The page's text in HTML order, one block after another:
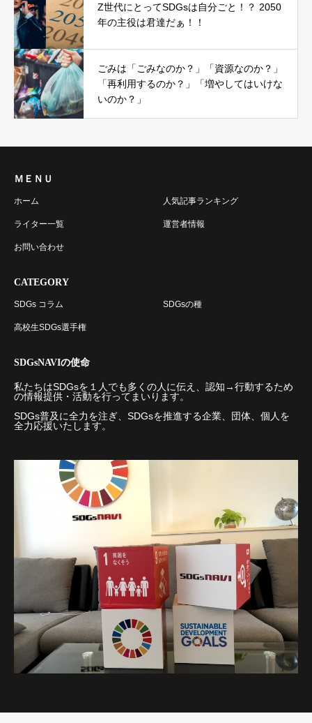
Z世代にとってSDGsは自分ごと！？ 2050
年の主役は君達だぁ！！
ごみは「ごみなのか？」「資源なのか？」
「再利用するのか？」「増やしてはいけな
いのか？」
ＭＥＮＵ
ホーム 人気記事ランキング
ライター一覧 運営者情報
お問い合わせ
CATEGORY
SDGs コラム SDGsの種
高校生SDGs選手権
SDGsNAVIの使命
私たちはSDGsを１人でも多くの人に伝え、認知→行動するため
の情報提供・活動を行ってまいります。
SDGs普及に全力を注ぎ、SDGsを推進する企業、団体、個人を
全力応援いたします。